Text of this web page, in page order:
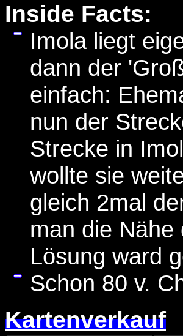
Inside Facts:
Imola liegt
dann der
einfach:
nun der
Strecke in
wollte sie
gleich 2mal
man die
Lösung ward
Schon 80 v.
Kartenverkauf